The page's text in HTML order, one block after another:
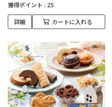
獲得ポイント : 25
詳細 カートに入れる